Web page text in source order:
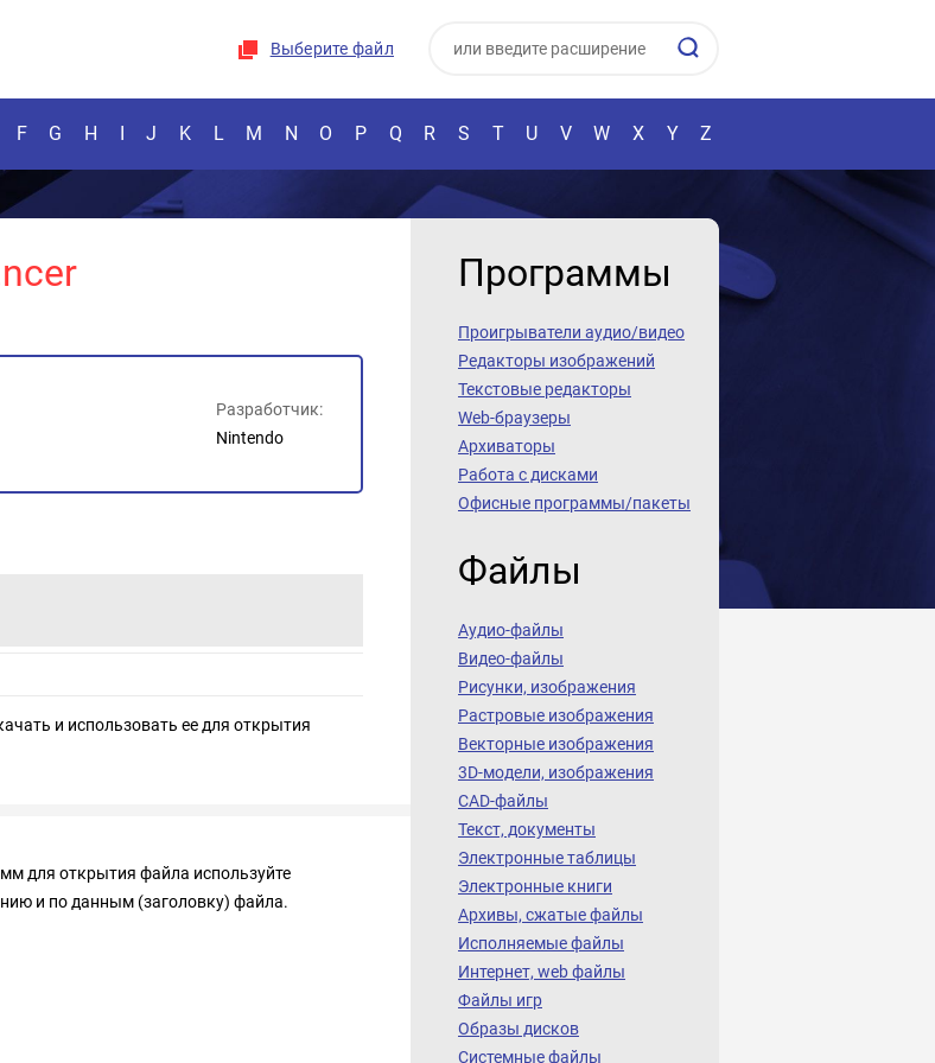
Выберите файл
F G H I J K L M N O P Q R S T U V W X Y Z
Разработчик:
Nintendo
и использовать ее для открытия
для открытия файла используйте
и по данным (заголовку) файла.
Программы
Проигрыватели аудио/видео
Редакторы изображений
Текстовые редакторы
Web-браузеры
Архиваторы
Работа с дисками
Офисные программы/пакеты
Файлы
Аудио-файлы
Видео-файлы
Рисунки, изображения
Растровые изображения
Векторные изображения
3D-модели, изображения
CAD-файлы
Текст, документы
Электронные таблицы
Электронные книги
Архивы, сжатые файлы
Исполняемые файлы
Интернет, web файлы
Файлы игр
Образы дисков
Системные файлы